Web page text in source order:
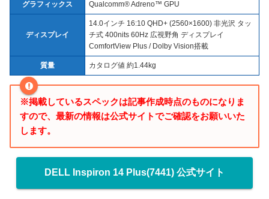
グラフィックス Qualcomm® Adreno™ GPU
ディスプレイ
14.0インチ 16:10 QHD+ (2560×1600) 非光沢 タッ
チ式 400nits 60Hz 広視野角 ディスプレイ
ComfortView Plus / Dolby Vision搭載
質量 カタログ値 約1.44kg
※掲載しているスペックは記事作成時点のものになりま
すので、最新の情報は公式サイトでご確認をお願いいた
します。
DELL Inspiron 14 Plus(7441) 公式サイト